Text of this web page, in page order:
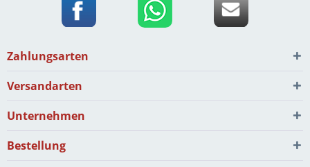
Zahlungsarten
Versandarten
Unternehmen
Bestellung